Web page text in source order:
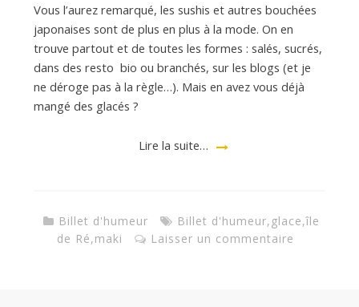
Vous l’aurez remarqué, les sushis et autres bouchées
japonaises sont de plus en plus à la mode. On en
trouve partout et de toutes les formes : salés, sucrés,
dans des resto bio ou branchés, sur les blogs (et je
ne déroge pas à la règle…). Mais en avez vous déjà
mangé des glacés ?
Lire la suite…
Billet d'humeur Billet d'humeur, glace,île
de Ré,maki Laisser un commentaire